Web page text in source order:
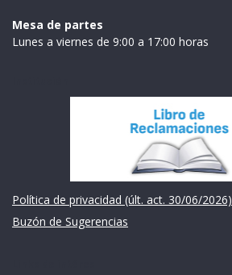
Mesa de partes
Lunes a viernes de 9:00 a 17:00 horas
Política de privacidad (últ. act. 30/06/2026)
Buzón de Sugerencias